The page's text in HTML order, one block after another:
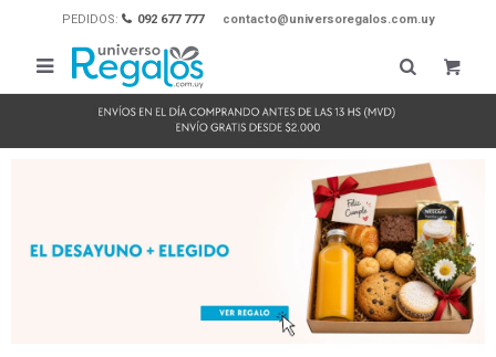
PEDIDOS: 092 677 777 contacto@universoregalos.com.uy
